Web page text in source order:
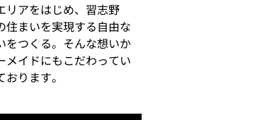
リアをはじめ、習志野
まいを実現する自由な
をつくる。そんな想いか
メイドにもこだわってい
ります。